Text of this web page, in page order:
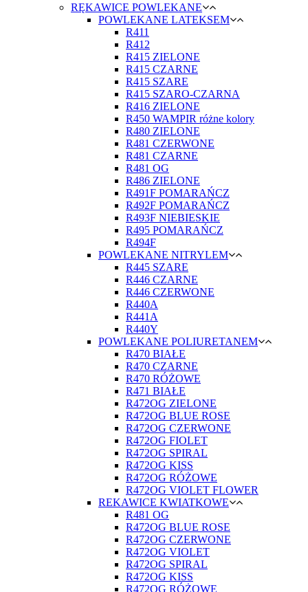
RĘKAWICE POWLEKANE
POWLEKANE LATEKSEM
R411
R412
R415 ZIELONE
R415 CZARNE
R415 SZARE
R415 SZARO-CZARNA
R416 ZIELONE
R450 WAMPIR różne kolory
R480 ZIELONE
R481 CZERWONE
R481 CZARNE
R481 OG
R486 ZIELONE
R491F POMARAŃCZ
R492F POMARAŃCZ
R493F NIEBIESKIE
R495 POMARAŃCZ
R494F
POWLEKANE NITRYLEM
R445 SZARE
R446 CZARNE
R446 CZERWONE
R440A
R441A
R440Y
POWLEKANE POLIURETANEM
R470 BIAŁE
R470 CZARNE
R470 RÓŻOWE
R471 BIAŁE
R472OG ZIELONE
R472OG BLUE ROSE
R472OG CZERWONE
R472OG FIOLET
R472OG SPIRAL
R472OG KISS
R472OG RÓŻOWE
R472OG VIOLET FLOWER
REKAWICE KWIATKOWE
R481 OG
R472OG BLUE ROSE
R472OG CZERWONE
R472OG VIOLET
R472OG SPIRAL
R472OG KISS
R472OG RÓŻOWE